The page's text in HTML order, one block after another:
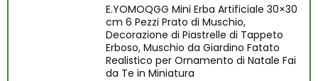
E.YOMOQGG Mini Erba Artificiale 30×30
cm 6 Pezzi Prato di Muschio,
Decorazione di Piastrelle di Tappeto
Erboso, Muschio da Giardino Fatato
Realistico per Ornamento di Natale Fai
da Te in Miniatura